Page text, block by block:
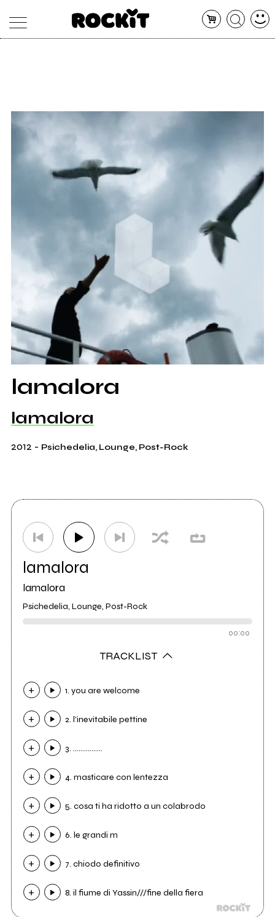
ARTISTI
CONCERTI
SHOP
RADIO
lamalora
lamalora
2012 - Psichedelia, Lounge, Post-Rock
lamalora
lamalora
Psichedelia, Lounge, Post-Rock
00:00
TRACKLIST
1. you are welcome
2. l'inevitabile pettine
3. ................
4. masticare con lentezza
5. cosa ti ha ridotto a un colabrodo
6. le grandi m
7. chiodo definitivo
8. il fiume di Yassin///fine della fiera